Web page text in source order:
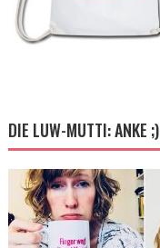
DIE LUW-MUTTI: ANKE ;)